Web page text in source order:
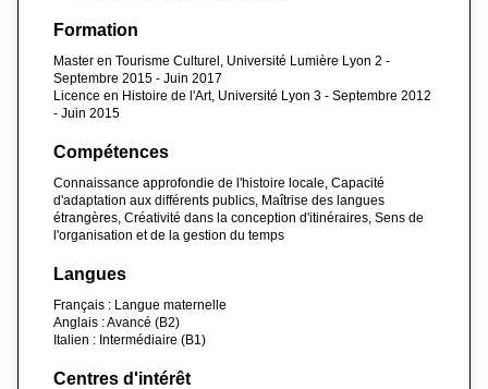
Formation
Master en Tourisme Culturel, Université Lumière Lyon 2 -
Septembre 2015 - Juin 2017
Licence en Histoire de l'Art, Université Lyon 3 - Septembre 2012
- Juin 2015
Compétences
Connaissance approfondie de l'histoire locale, Capacité
d'adaptation aux différents publics, Maîtrise des langues
étrangères, Créativité dans la conception d'itinéraires, Sens de
l'organisation et de la gestion du temps
Langues
Français : Langue maternelle
Anglais : Avancé (B2)
Italien : Intermédiaire (B1)
Centres d'intérêt